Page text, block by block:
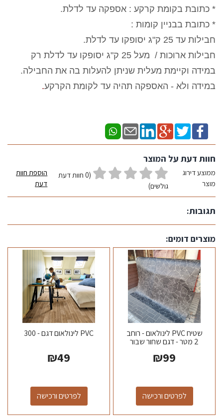
* כתובת בקומת קרקע : אספקה עד לדלת.
* כתובת בבניין קומות :
חבילות עד 25 ק"ג יסופקו עד לדלת.
חבילות ארוכות / מעל 25 ק"ג יסופקו עד לדלת רק
במידה וקיימת מעלית שניתן להעלות בה את החבילה.
במידה ולא - האספקה תהיה עד לקומת הקרקע.
חוות דעת על המוצר
ממוצע דירוג
מוצר
(0 חוות דעת
גולשים)
הוספת חוות
דעת
תגובות:
מוצרים דומים:
שטיח PVC לינולאום - רוחב
2 מטר - דגם שחור שבור
₪99
לפרטים ורכישה
PVC לינולאום דגם - 300
₪49
לפרטים ורכישה